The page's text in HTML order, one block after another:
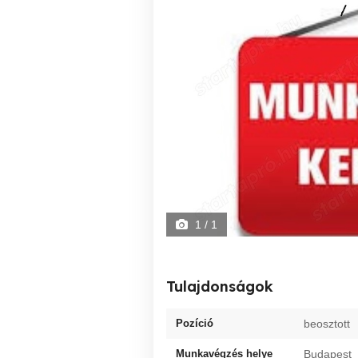
1 / 1
Tulajdonságok
Pozíció beosztott
Munkavégzés helye Budapest